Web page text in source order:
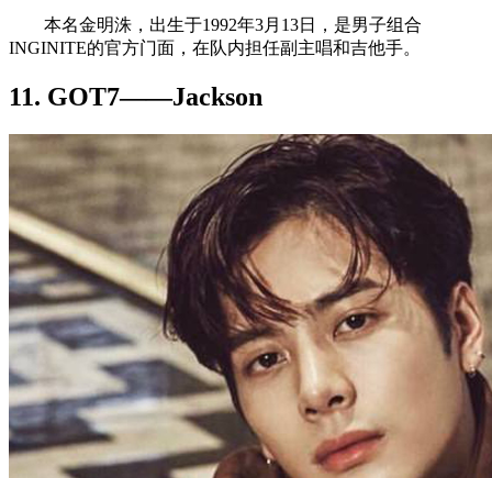
本名金明洙，出生于1992年3月13日，是男子组合
INGINITE的官方门面，在队内担任副主唱和吉他手。
11. GOT7——Jackson